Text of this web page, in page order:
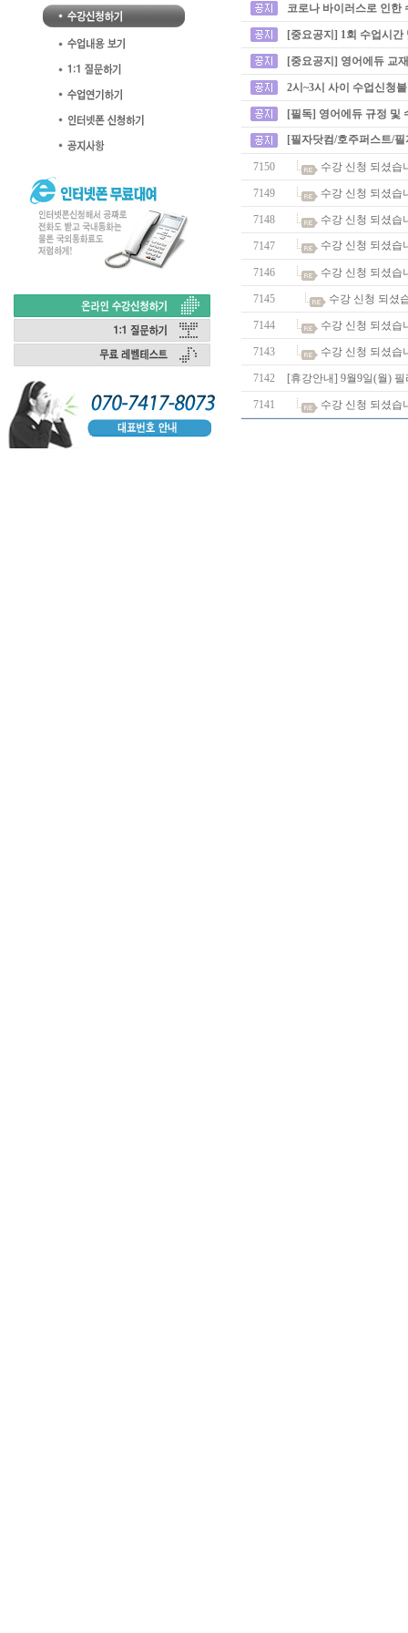
코로나 바이러스로 인한
[중요공지] 1회 수업시
[중요공지] 영어에듀 교
2시~3시 사이 수업신청
[필독] 영어에듀 규정 및
[필자닷컴/호주퍼스트/
7150 수강 신청 되셨습
7149 수강 신청 되셨습
7148 수강 신청 되셨습
7147 수강 신청 되셨습
7146 수강 신청 되셨습
7145 수강 신청 되셨
7144 수강 신청 되셨습
7143 수강 신청 되셨습
7142 [휴강안내] 9월9일(월)
7141 수강 신청 되셨습